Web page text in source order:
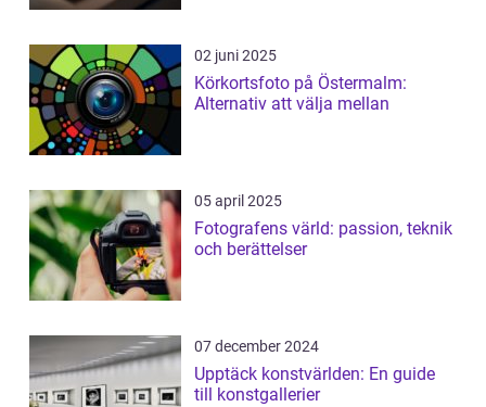
02 juni 2025
Körkortsfoto på Östermalm:
Alternativ att välja mellan
05 april 2025
Fotografens värld: passion, teknik
och berättelser
07 december 2024
Upptäck konstvärlden: En guide
till konstgallerier